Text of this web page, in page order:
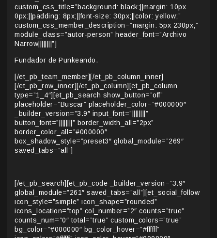
custom_css_title=”background: black;||margin: 10px
0px;||padding: 8px;||font-size: 30px;||color: yellow;”
custom_css_member_description=”margin: 5px 230px;”
module_class=”autor-person” header_font=”Archivo
Narrow||||||||”]
Fundador de Punkeando.
[/et_pb_team_member][/et_pb_column_inner]
[/et_pb_row_inner][/et_pb_column][et_pb_column
type=”1_4″][et_pb_search show_button=”off”
placeholder=”Buscar” placeholder_color=”#000000″
_builder_version=”3.9″ input_font=”||||||||”
button_font=”||||||||” border_width_all=”2px”
border_color_all=”#000000″
box_shadow_style=”preset3″ global_module=”269″
saved_tabs=”all”]
[/et_pb_search][et_pb_code _builder_version=”3.9″
global_module=”261″ saved_tabs=”all”][et_social_follow
icon_style=”simple” icon_shape=”rounded”
icons_location=”top” col_number=”2″ counts=”true”
counts_num=”0″ total=”true” custom_colors=”true”
bg_color=”#000000″ bg_color_hover=”#ffffff”